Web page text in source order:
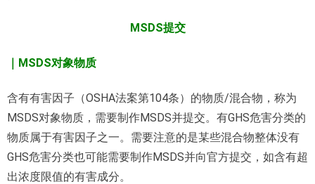
MSDS提交
｜MSDS对象物质
含有有害因子（OSHA法案第104条）的物质/混合物，称为
MSDS对象物质，需要制作MSDS并提交。有GHS危害分类的
物质属于有害因子之一。需要注意的是某些混合物整体没有
GHS危害分类也可能需要制作MSDS并向官方提交，如含有超
出浓度限值的有害成分。